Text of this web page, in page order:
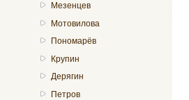
Мезенцев
Мотовилова
Пономарёв
Крупин
Дерягин
Петров